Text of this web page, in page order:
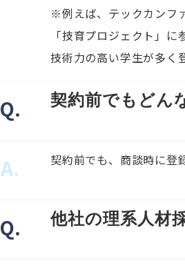
※例えば、テックカンフ
「技育プロジェクト」
技術力の高い学生が多く
Q. 契約前でもどん
A. 契約前でも、商談時に登
Q. 他社の理系人材